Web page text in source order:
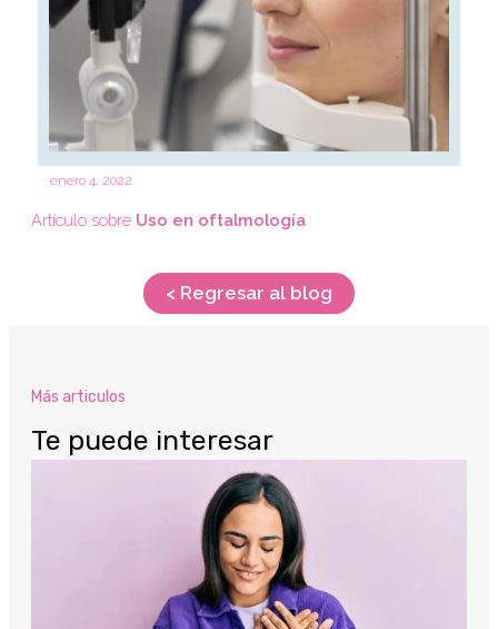
enero 4, 2022
Artículo sobre Uso en oftalmología
< Regresar al blog
Más articulos
Te puede interesar